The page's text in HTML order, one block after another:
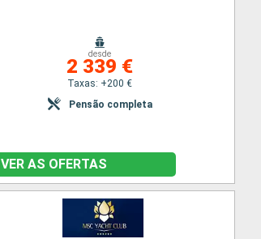
desde
2 339 €
Taxas: +200 €
Pensão completa
VER AS OFERTAS